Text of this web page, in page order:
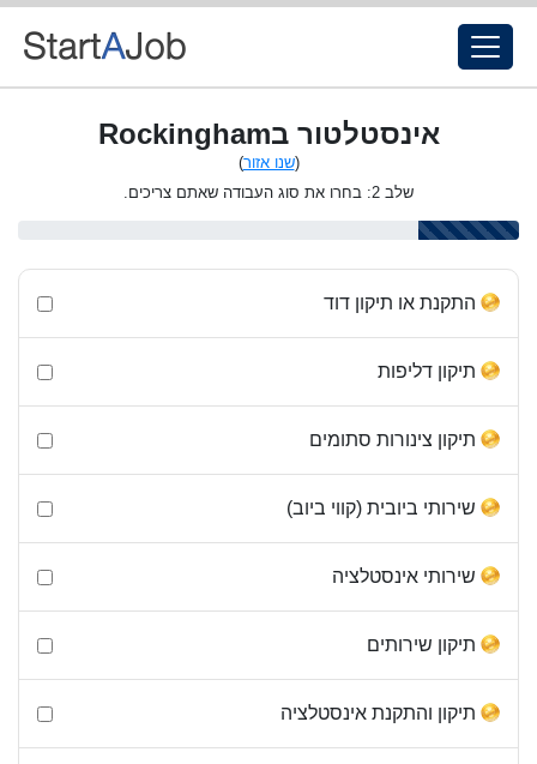
אינסטלטור בRockingham
(שנו אזור)
שלב 2: בחרו את סוג העבודה שאתם צריכים.
התקנת או תיקון דוד
תיקון דליפות
תיקון צינורות סתומים
שירותי ביובית (קווי ביוב)
שירותי אינסטלציה
תיקון שירותים
תיקון והתקנת אינסטלציה